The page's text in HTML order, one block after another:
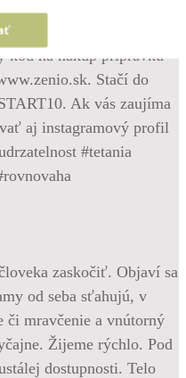
môžeme od nášho
kód na nákup prípravku
Stačí do
Ak vás zaujíma
aj instagramový profil
#tetania